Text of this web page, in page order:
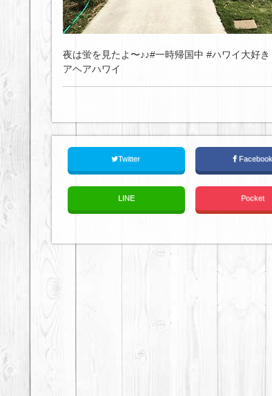
夜は蛍を見たよ〜♪♪#一時帰国中 #ハワイ大好
アヘアハワイ
Twitter Facebook
LINE Pocket